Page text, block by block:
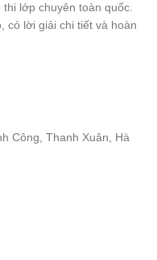
lớp chuyên toàn quốc.
có lời giải chi tiết và hoàn
Công, Thanh Xuân, Hà